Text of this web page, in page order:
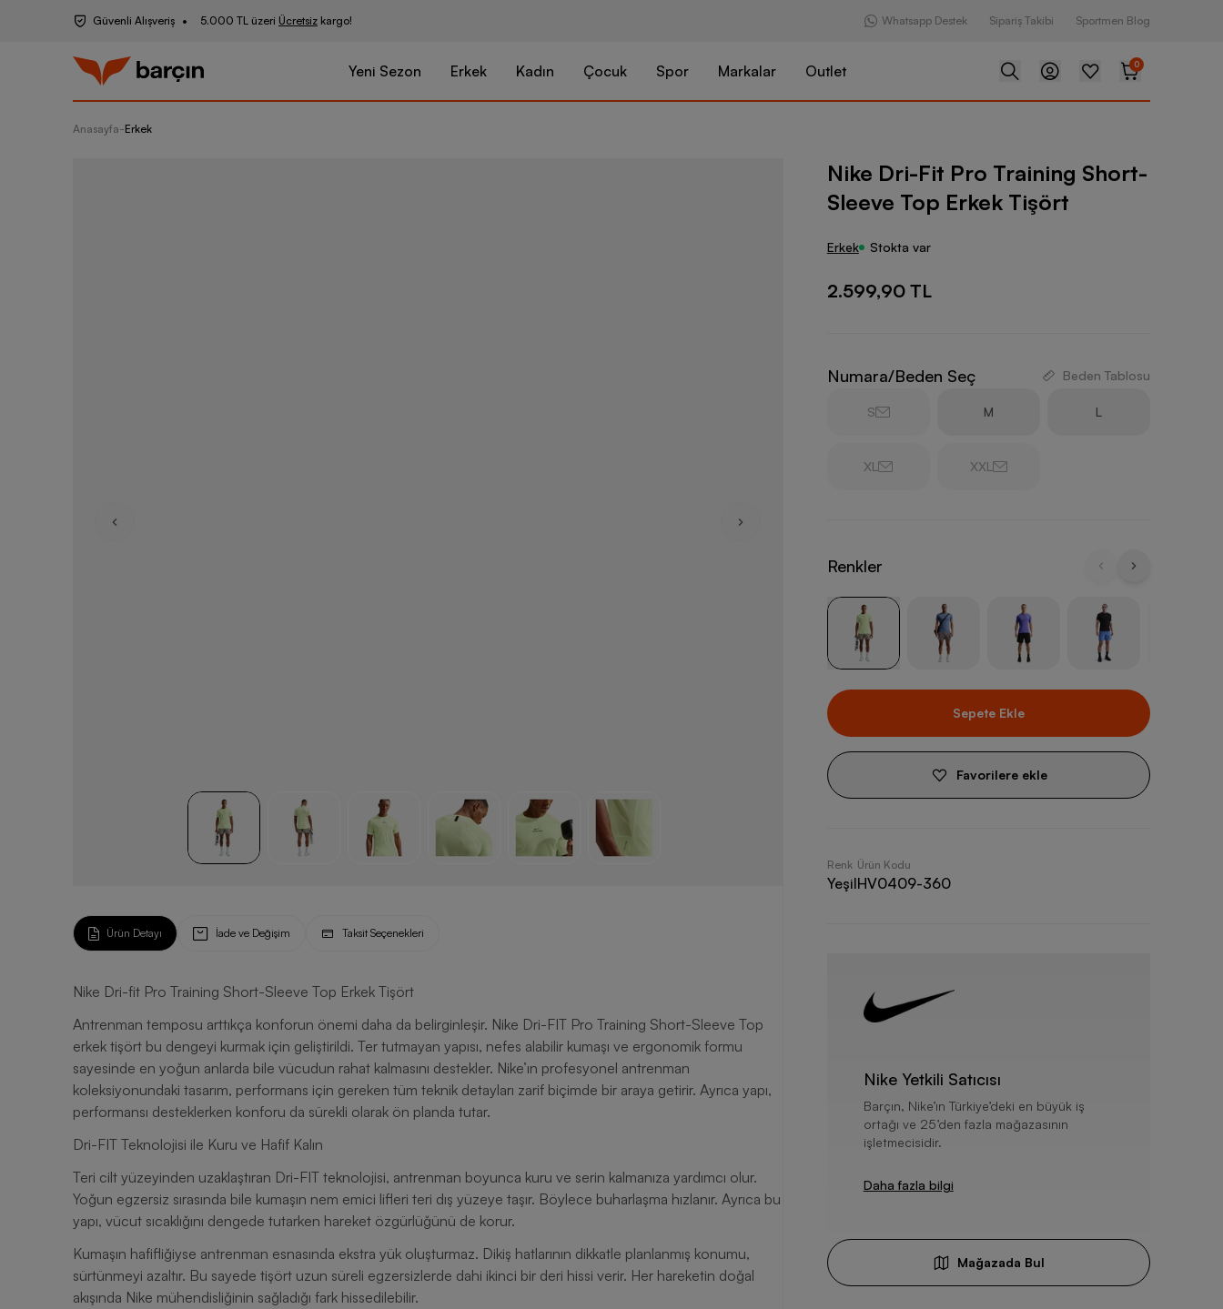
Güvenli Alışveriş 5.000 TL üzeri Ücretsiz kargo! Whatsapp Destek Sipariş Takibi Sportmen Blog
Yeni Sezon Erkek Kadın Çocuk Spor Markalar Outlet 0
Anasayfa-Erkek
Nike Dri-Fit Pro Training Short-Sleeve Top Erkek Tişört
Ürün Detayı İade ve Değişim Taksit Seçenekleri
Nike Dri-fit Pro Training Short-Sleeve Top Erkek Tişört
Antrenman temposu arttıkça konforun önemi daha da belirginleşir. Nike Dri-FIT Pro Training Short-Sleeve Top
erkek tişört bu dengeyi kurmak için geliştirildi. Ter tutmayan yapısı, nefes alabilir kumaşı ve ergonomik formu
sayesinde en yoğun anlarda bile vücudun rahat kalmasını destekler. Nike’ın profesyonel antrenman
koleksiyonundaki tasarım, performans için gereken tüm teknik detayları zarif biçimde bir araya getirir. Ayrıca yapı,
performansı desteklerken konforu da sürekli olarak ön planda tutar.
Dri-FIT Teknolojisi ile Kuru ve Hafif Kalın
Teri cilt yüzeyinden uzaklaştıran Dri-FIT teknolojisi, antrenman boyunca kuru ve serin kalmanıza yardımcı olur.
Yoğun egzersiz sırasında bile kumaşın nem emici lifleri teri dış yüzeye taşır. Böylece buharlaşma hızlanır. Ayrıca bu
yapı, vücut sıcaklığını dengede tutarken hareket özgürlüğünü de korur.
Kumaşın hafifliğiyse antrenman esnasında ekstra yük oluşturmaz. Dikiş hatlarının dikkatle planlanmış konumu,
sürtünmeyi azaltır. Bu sayede tişört uzun süreli egzersizlerde dahi ikinci bir deri hissi verir. Her hareketin doğal
akışında Nike mühendisliğinin sağladığı fark hissedilebilir.
Nike Dri-Fit Pro Training Short-
Sleeve Top Erkek Tişört
Erkek Stokta var
2.599,90 TL
Numara/Beden Seç Beden Tablosu
S M L
XL XXL
Renkler
Sepete Ekle
Favorilere ekle
Renk
Yeşil
Ürün Kodu
HV0409-360
Nike Yetkili Satıcısı
Barçın, Nike’ın Türkiye’deki en büyük iş
ortağı ve 25’den fazla mağazasının
işletmecisidir.
Daha fazla bilgi
Mağazada Bul